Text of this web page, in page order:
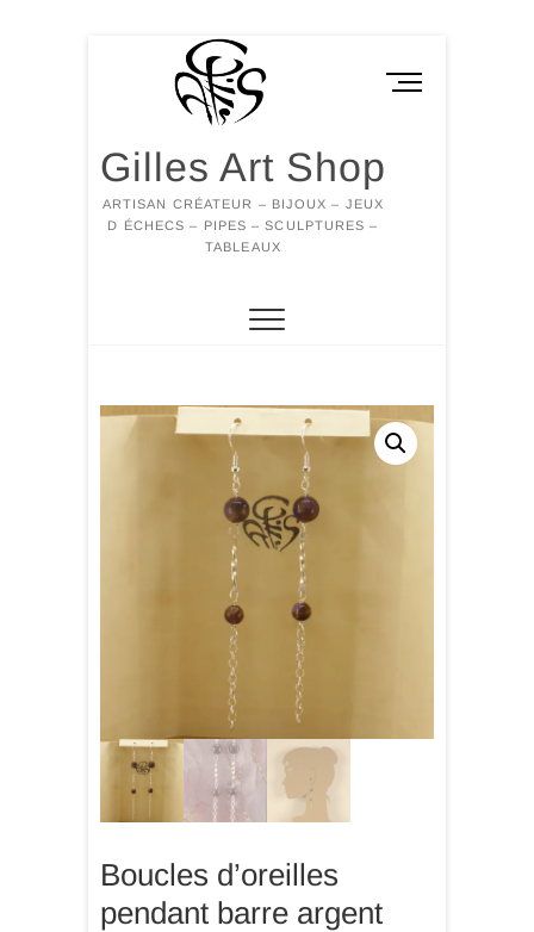
Gilles Art Shop
ARTISAN CRÉATEUR – BIJOUX – JEUX
D ÉCHECS – PIPES – SCULPTURES –
TABLEAUX
M
Boucles d’oreilles
pendant barre argent